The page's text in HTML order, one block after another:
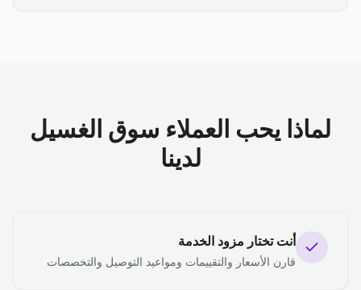
لماذا يحب العملاء سوق الغسيل
لدينا
أنت تختار مزود الخدمة
قارن الأسعار والتقييمات ومواعيد التوصيل والتخصصات